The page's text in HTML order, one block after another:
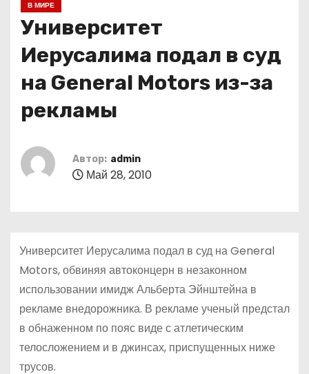
В МИРЕ
Университет
Иерусалима подал в суд
на General Motors из-за
рекламы
Автор: admin
Май 28, 2010
Университет Иерусалима подал в суд на General
Motors, обвиняя автоконцерн в незаконном
использовании имидж Альберта Эйнштейна в
рекламе внедорожника. В рекламе ученый предстал
в обнаженном по пояс виде с атлетическим
телосложением и в джинсах, приспущенных ниже
трусов.